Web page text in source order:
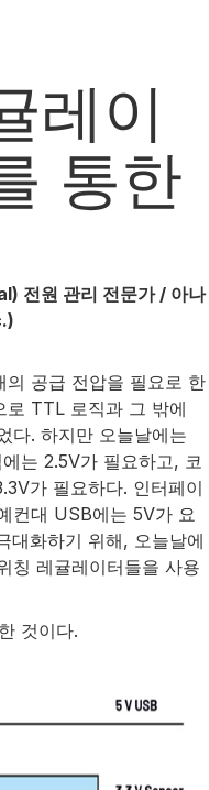
레이
통한
전원 관리 전문가 / 아나
의 공급 전압을 필요로 한
로 TTL 로직과 그 밖에
다. 하지만 오늘날에는
는 2.5V가 필요하고, 코
가 필요하다. 인터페이
컨대 USB에는 5V가 요
대화하기 위해, 오늘날에
칭 레귤레이터들을 사용
것이다.